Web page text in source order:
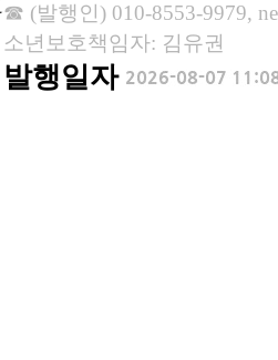
☎ (발행인) 010-8553-9979,
소년보호책임자: 김유권
발행일자